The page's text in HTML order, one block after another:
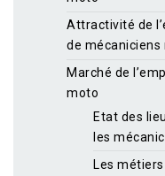
Attractivité de
de mécaniciens
Marché de
moto
Etat des
les
Les